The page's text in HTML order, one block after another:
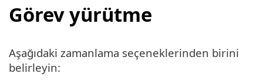
Görev yürütme
Aşağıdaki zamanlama seçeneklerinden birini
belirleyin: